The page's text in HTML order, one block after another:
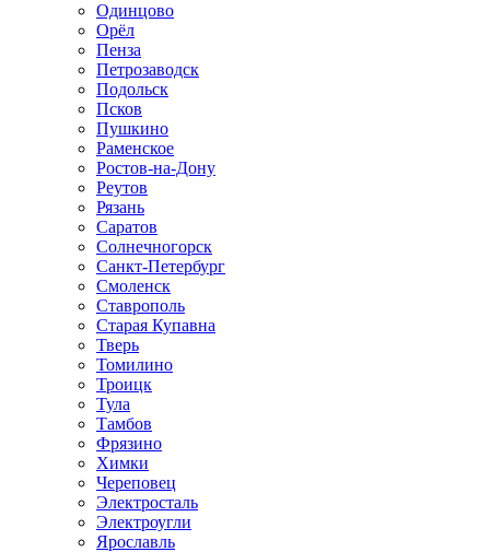
Одинцово
Орёл
Пенза
Петрозаводск
Подольск
Псков
Пушкино
Раменское
Ростов-на-Дону
Реутов
Рязань
Саратов
Солнечногорск
Санкт-Петербург
Смоленск
Ставрополь
Старая Купавна
Тверь
Томилино
Троицк
Тула
Тамбов
Фрязино
Химки
Череповец
Электросталь
Электроугли
Ярославль